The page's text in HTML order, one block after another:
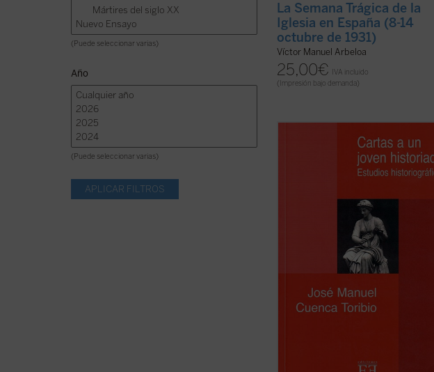
(Puede seleccionar varias)
Año
(Puede seleccionar varias)
La Semana Trágica de la
Iglesia en España (8-14
octubre de 1931)
Víctor Manuel Arbeloa
25,00€
IVA incluido
(Impresión bajo demanda)
«Hablar de los historiadores y sus
trabajos; dar algunos consejos
los jóvenes aprendices del oficio, e
incluso pretender dibujar el horizonte
capítulo de nuestro pasado más
(ver ficha)